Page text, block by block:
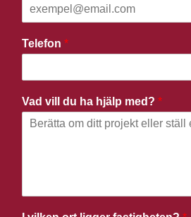
Telefon *
Vad vill du ha hjälp med? *